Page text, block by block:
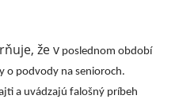
že v poslednom období
o podvody na senioroch.
a uvádzajú falošný príbeh